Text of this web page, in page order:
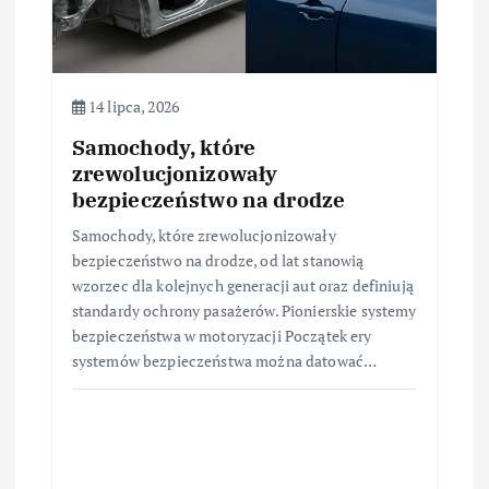
s
u
14 lipca, 2026
Samochody, które
zrewolucjonizowały
bezpieczeństwo na drodze
Samochody, które zrewolucjonizowały
bezpieczeństwo na drodze, od lat stanowią
wzorzec dla kolejnych generacji aut oraz definiują
standardy ochrony pasażerów. Pionierskie systemy
bezpieczeństwa w motoryzacji Początek ery
systemów bezpieczeństwa można datować…